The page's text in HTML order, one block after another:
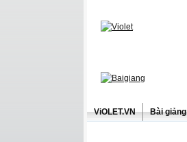
ViOLET.VN Bài giảng